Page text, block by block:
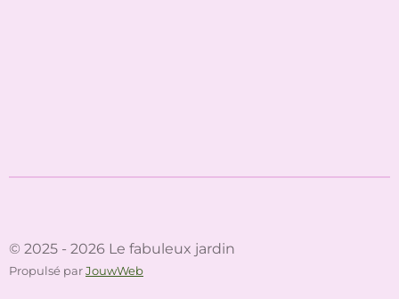
© 2025 - 2026 Le fabuleux jardin
Propulsé parJouwWeb